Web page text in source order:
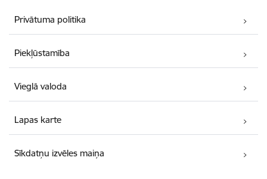
Privātuma politika
Piekļūstamība
Vieglā valoda
Lapas karte
Sīkdatņu izvēles maiņa